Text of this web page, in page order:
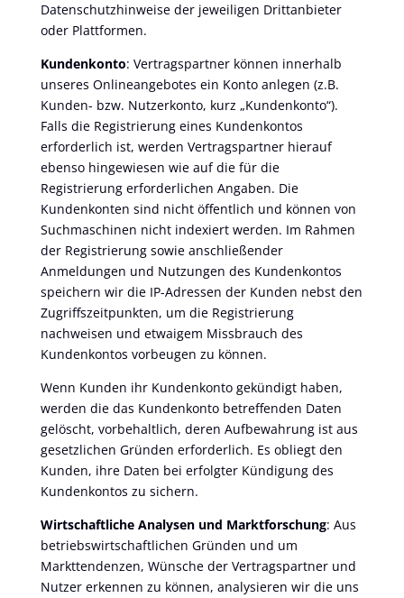
Datenschutzhinweise der jeweiligen Drittanbieter
oder Plattformen.
Kundenkonto: Vertragspartner können innerhalb
unseres Onlineangebotes ein Konto anlegen (z.B.
Kunden- bzw. Nutzerkonto, kurz „Kundenkonto“).
Falls die Registrierung eines Kundenkontos
erforderlich ist, werden Vertragspartner hierauf
ebenso hingewiesen wie auf die für die
Registrierung erforderlichen Angaben. Die
Kundenkonten sind nicht öffentlich und können von
Suchmaschinen nicht indexiert werden. Im Rahmen
der Registrierung sowie anschließender
Anmeldungen und Nutzungen des Kundenkontos
speichern wir die IP-Adressen der Kunden nebst den
Zugriffszeitpunkten, um die Registrierung
nachweisen und etwaigem Missbrauch des
Kundenkontos vorbeugen zu können.
Wenn Kunden ihr Kundenkonto gekündigt haben,
werden die das Kundenkonto betreffenden Daten
gelöscht, vorbehaltlich, deren Aufbewahrung ist aus
gesetzlichen Gründen erforderlich. Es obliegt den
Kunden, ihre Daten bei erfolgter Kündigung des
Kundenkontos zu sichern.
Wirtschaftliche Analysen und Marktforschung: Aus
betriebswirtschaftlichen Gründen und um
Markttendenzen, Wünsche der Vertragspartner und
Nutzer erkennen zu können, analysieren wir die uns